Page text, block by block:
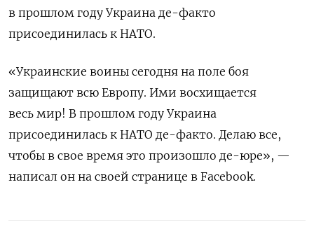
в прошлом году Украина де-факто
присоединилась к НАТО.
«Украинские воины сегодня на поле боя
защищают всю Европу. Ими восхищается
весь мир! В прошлом году Украина
присоединилась к НАТО де-факто. Делаю все,
чтобы в свое время это произошло де-юре», —
написал он на своей странице в Facebook.